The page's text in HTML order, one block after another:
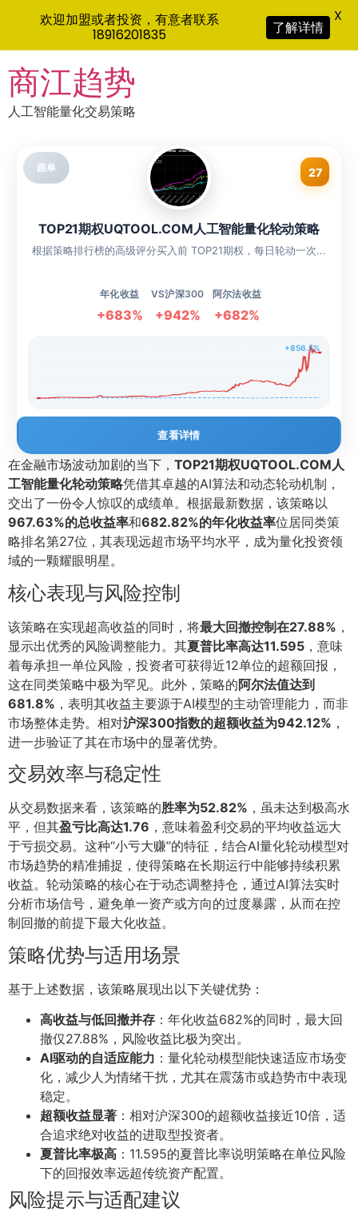
to
content
商江趋势
人工智能量化交易策略
跟单 27
TOP21期权UQTOOL.COM人工智能量化轮动策略
根据策略排行榜的高级评分买入前 TOP21期权，每日轮动一次...
年化收益
+683%
VS沪深300
+942%
阿尔法收益
+682%
+856.5%
查看详情
在金融市场波动加剧的当下， TOP21期权UQTOOL.COM人
工智能量化轮动策略凭借其卓越的AI算法和动态轮动机制，
交出了一份令人惊叹的成绩单。根据最新数据，该策略以
967.63%的总收益率和682.82%的年化收益率位居同类策
略排名第27位，其表现远超市场平均水平，成为量化投资领
域的一颗耀眼明星。
核心表现与风险控制
该策略在实现超高收益的同时，将最大回撤控制在27.88% ，
显示出优秀的风险调整能力。其夏普比率高达11.595 ，意味
着每承担一单位风险，投资者可获得近12单位的超额回报，
这在同类策略中极为罕见。此外，策略的阿尔法值达到
681.8% ，表明其收益主要源于AI模型的主动管理能力，而非
市场整体走势。相对沪深300指数的超额收益为942.12% ，
进一步验证了其在市场中的显著优势。
交易效率与稳定性
从交易数据来看，该策略的胜率为52.82% ，虽未达到极高水
平，但其盈亏比高达1.76 ，意味着盈利交易的平均收益远大
于亏损交易。这种“小亏大赚”的特征，结合AI量化轮动模型对
市场趋势的精准捕捉，使得策略在长期运行中能够持续积累
收益。轮动策略的核心在于动态调整持仓，通过AI算法实时
分析市场信号，避免单一资产或方向的过度暴露，从而在控
制回撤的前提下最大化收益。
策略优势与适用场景
基于上述数据，该策略展现出以下关键优势：
高收益与低回撤并存 ：年化收益682%的同时，最大回
撤仅27.88%，风险收益比极为突出。
AI驱动的自适应能力 ：量化轮动模型能快速适应市场变
化，减少人为情绪干扰，尤其在震荡市或趋势市中表现
稳定。
超额收益显著 ：相对沪深300的超额收益接近10倍，适
合追求绝对收益的进取型投资者。
夏普比率极高 ：11.595的夏普比率说明策略在单位风险
下的回报效率远超传统资产配置。
风险提示与适配建议
欢迎加盟或者投资，有意者联系
18916201835
了解详情
X